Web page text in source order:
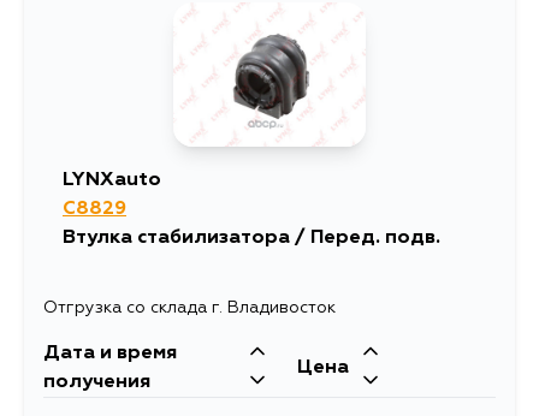
LYNXauto
C8829
Втулка стабилизатора / Перед. подв.
Отгрузка со склада г. Владивосток
Дата и время
получения
Цена